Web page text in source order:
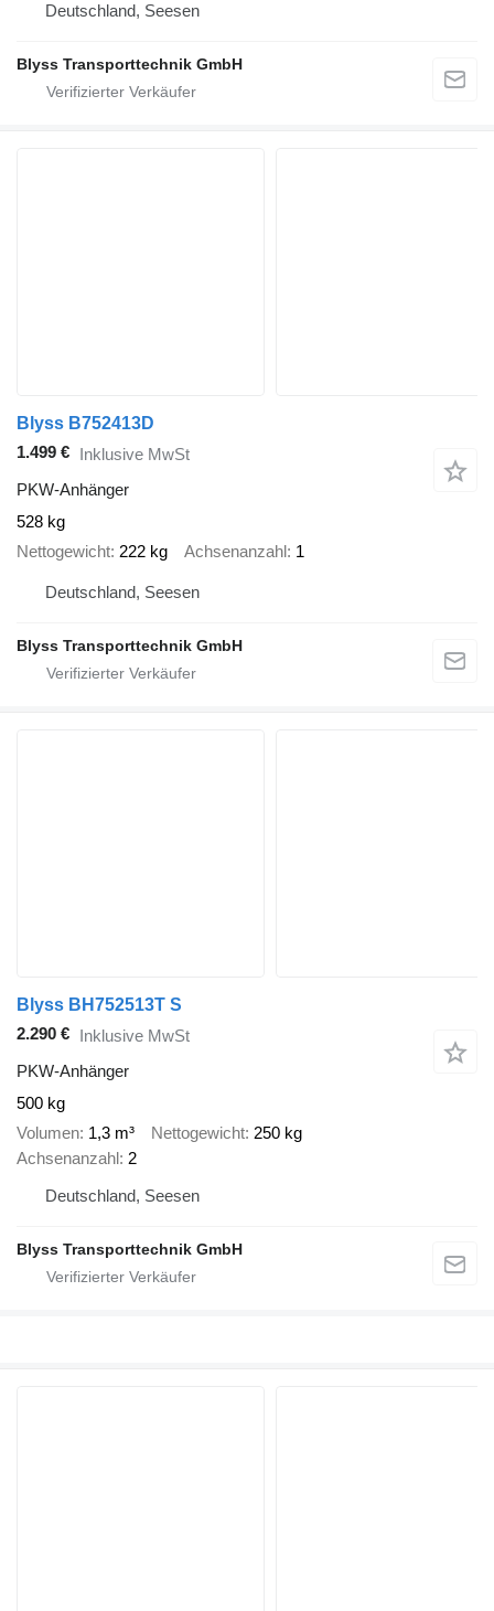
Deutschland, Seesen
Blyss Transporttechnik GmbH
Blyss B752413D
1.499 € Inklusive MwSt
PKW-Anhänger
528 kg
Nettogewicht 222 kg Achsenanzahl 1
Deutschland, Seesen
Blyss Transporttechnik GmbH
Blyss BH752513T S
2.290 € Inklusive MwSt
PKW-Anhänger
500 kg
Volumen 1,3 m³ Nettogewicht 250 kg
Achsenanzahl 2
Deutschland, Seesen
Blyss Transporttechnik GmbH